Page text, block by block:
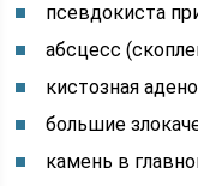
псевдокиста
абсцесс
кистозная
большие
камень в